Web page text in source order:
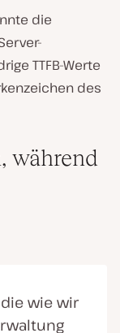
die
TTFB-Werte
des
während
wie wir